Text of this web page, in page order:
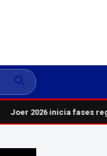
Joer 2026 inicia fases